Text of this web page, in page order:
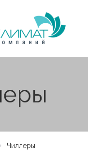
Чиллеры